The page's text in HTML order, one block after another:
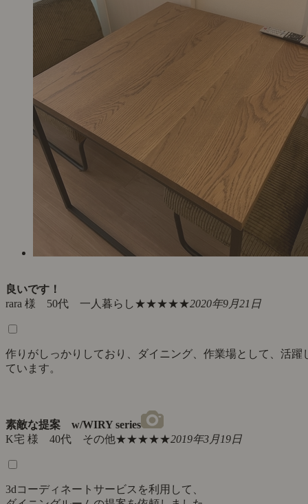
良いです！
rara 様 50代 一人暮らし★★★★★2020年9月21日
作りがしっかりしており、ダイニング、作業場として、活躍
ています。
素敵な提案 w/WIRY series
K宅 様 40代 その他★★★★★2019年3月19日
3dコーディネートサービスを利用して、